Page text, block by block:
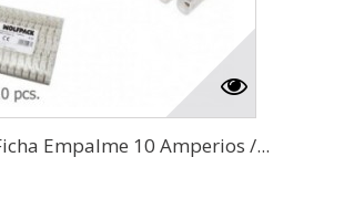
Empalme 10 Amperios /...